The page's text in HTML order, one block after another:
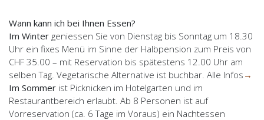
Wann kann ich bei Ihnen Essen?
Im Winter geniessen Sie von Dienstag bis Sonntag um 18.30
Uhr ein fixes Menü im Sinne der Halbpension zum Preis von
CHF 35.00 – mit Reservation bis spätestens 12.00 Uhr am
selben Tag. Vegetarische Alternative ist buchbar. Alle Infos →
Im Sommer ist Picknicken im Hotelgarten und im
Restaurantbereich erlaubt. Ab 8 Personen ist auf
Vorreservation (ca. 6 Tage im Voraus) ein Nachtessen